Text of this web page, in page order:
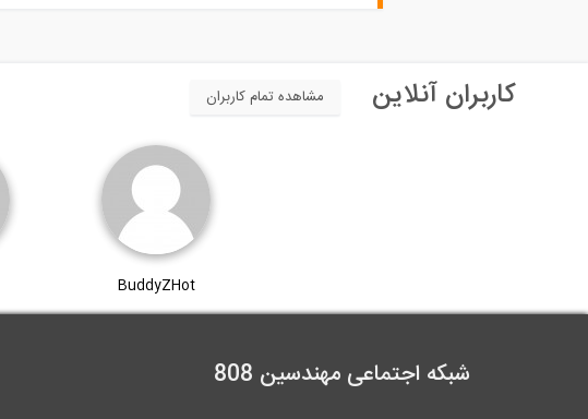
کاربران آنلاین مشاهده تمام کاربران
BuddyZHot
شبکه اجتماعی مهندسین 808